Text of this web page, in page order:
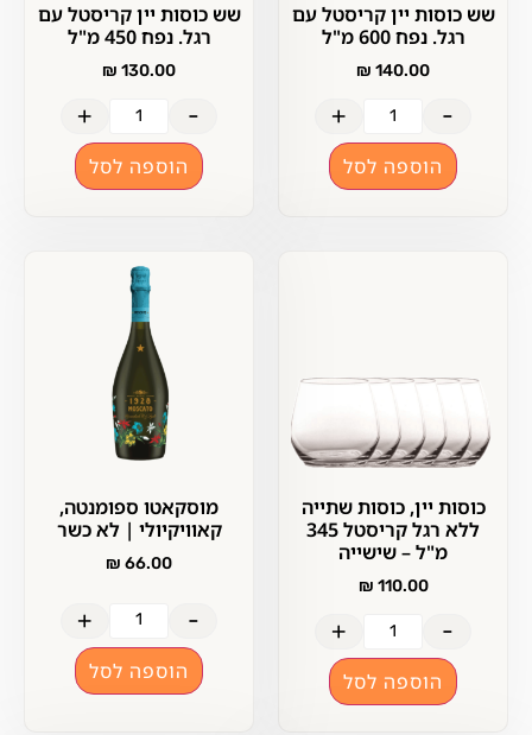
שש כוסות יין קריסטל עם
רגל. נפח 600 מ"ל
₪ 140.00
-
+
הוספה לסל
שש כוסות יין קריסטל עם
רגל. נפח 450 מ"ל
₪ 130.00
-
+
הוספה לסל
כוסות יין, כוסות שתייה
ללא רגל קריסטל 345
מ"ל – שישייה
₪ 110.00
-
+
הוספה לסל
מוסקאטו ספומנטה,
קאוויקיולי | לא כשר
₪ 66.00
-
+
הוספה לסל